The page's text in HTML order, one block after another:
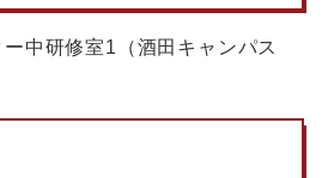
中研修室1（酒田キャンパス